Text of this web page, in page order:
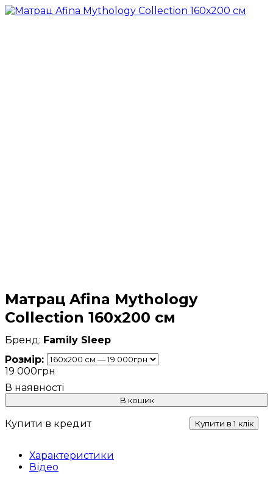
Матрац Afina Mythology
Collection 160х200 см
Family Sleep
Розмір:
19 000грн
В кошик
Купити в кредит Купити в 1 клік
Характеристики
Відео